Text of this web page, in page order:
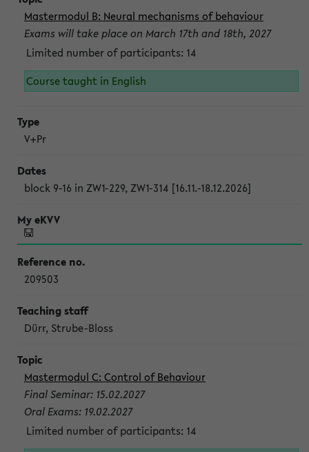
Mastermodul B: Neural mechanisms of behaviour
Exams will take place on March 17th and 18th, 2027
Limited number of participants: 14
Course taught in English
V+Pr
block 9-16 in ZW1-229, ZW1-314 [16.11.-18.12.2026]
209503
Dürr, Strube-Bloss
Mastermodul C: Control of Behaviour
Final Seminar: 15.02.2027
Oral Exams: 19.02.2027
Limited number of participants: 14